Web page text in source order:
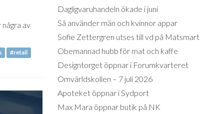
av
#retail
Dagligvaruhandeln ökade i juni
Så använder män och kvinnor appar
Sofie Zettergren utses till vd på Matsmart
Obemannad hubb för mat och kaffe
Designtorget öppnar i Forumkvarteret
Omvärldskollen – 7 juli 2026
Apoteket öppnar i Sydport
Max Mara öppnar butik på NK